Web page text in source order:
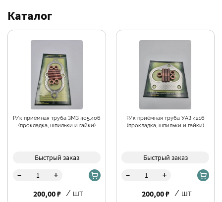
Каталог
Р/к приёмная труба ЗМЗ 405,406
(прокладка, шпильки и гайки)
Быстрый заказ
- +
200,00 ₽ / шт
Р/к приёмная труба УАЗ 4216
(прокладка, шпильки и гайки)
Быстрый заказ
- +
200,00 ₽ / шт
Фильтры